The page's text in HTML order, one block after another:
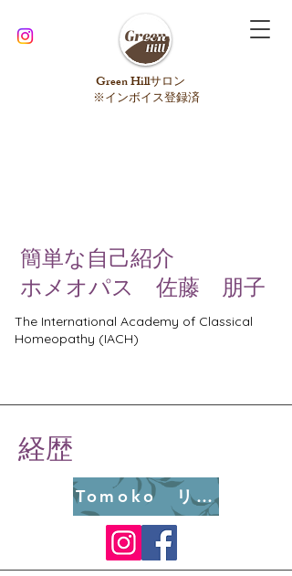
​Green Hillサロン
※インボイス登録済
簡単な自己紹介
ホメオパス 佐藤 朋子
The International Academy of Classical
Homeopathy (IACH)
​経歴
Tomoko リンク